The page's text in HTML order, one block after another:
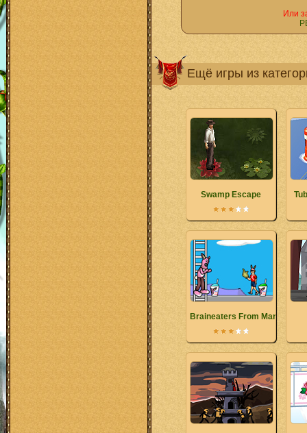
Или
Ещё игры из
Swamp Escape
Braineaters From Mars